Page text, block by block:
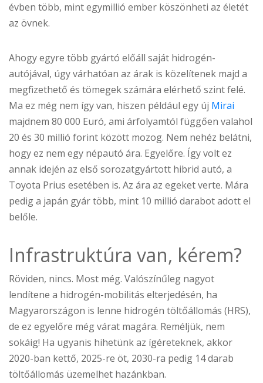
évben több, mint egymillió ember köszönheti az életét
az övnek.
Ahogy egyre több gyártó előáll saját hidrogén-
autójával, úgy várhatóan az árak is közelítenek majd a
megfizethető és tömegek számára elérhető szint felé.
Ma ez még nem így van, hiszen például egy új Mirai
majdnem 80 000 Euró, ami árfolyamtól függően valahol
20 és 30 millió forint között mozog. Nem nehéz belátni,
hogy ez nem egy népautó ára. Egyelőre. Így volt ez
annak idején az első sorozatgyártott hibrid autó, a
Toyota Prius esetében is. Az ára az egeket verte. Mára
pedig a japán gyár több, mint 10 millió darabot adott el
belőle.
Infrastruktúra van, kérem?
Röviden, nincs. Most még. Valószínűleg nagyot
lendítene a hidrogén-mobilitás elterjedésén, ha
Magyarországon is lenne hidrogén töltőállomás (HRS),
de ez egyelőre még várat magára. Reméljük, nem
sokáig! Ha ugyanis hihetünk az ígéreteknek, akkor
2020-ban kettő, 2025-re öt, 2030-ra pedig 14 darab
töltőállomás üzemelhet hazánkban.